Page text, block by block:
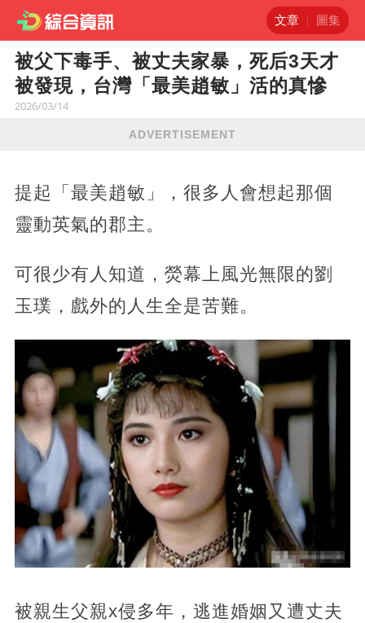
文章 圖集
被父下毒手、被丈夫家暴，死后3天才
被發現，台灣「最美趙敏」活的真慘
2026/03/14
ADVERTISEMENT
提起「最美趙敏」，很多人會想起那個
靈動英氣的郡主。
可很少有人知道，熒幕上風光無限的劉
玉璞，戲外的人生全是苦難。
被親生父親x侵多年，逃進婚姻又遭丈夫